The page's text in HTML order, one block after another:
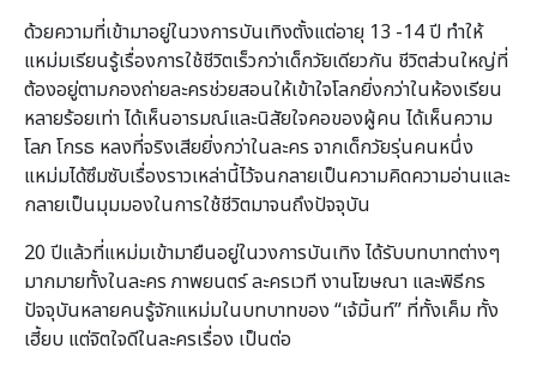
ด้วยความที่เข้ามาอยู่ในวงการบันเทิงตั้งแต่อายุ 13 -14 ปี ทำให้
แหม่มเรียนรู้เรื่องการใช้ชีวิตเร็วกว่าเด็กวัยเดียวกัน ชีวิตส่วนใหญ่ที่
ต้องอยู่ตามกองถ่ายละครช่วยสอนให้เข้าใจโลกยิ่งกว่าในห้องเรียน
หลายร้อยเท่า ได้เห็นอารมณ์และนิสัยใจคอของผู้คน ได้เห็นความ
โลภ โกรธ หลงที่จริงเสียยิ่งกว่าในละคร จากเด็กวัยรุ่นคนหนึ่ง
แหม่มได้ซึมซับเรื่องราวเหล่านี้ไว้จนกลายเป็นความคิดความอ่านและ
กลายเป็นมุมมองในการใช้ชีวิตมาจนถึงปัจจุบัน
20 ปีแล้วที่แหม่มเข้ามายืนอยู่ในวงการบันเทิง ได้รับบทบาทต่างๆ
มากมายทั้งในละคร ภาพยนตร์ ละครเวที งานโฆษณา และพิธีกร
ปัจจุบันหลายคนรู้จักแหม่มในบทบาทของ “เจ้มิ้นท์” ที่ทั้งเค็ม ทั้ง
เฮี้ยบ แต่จิตใจดีในละครเรื่อง เป็นต่อ